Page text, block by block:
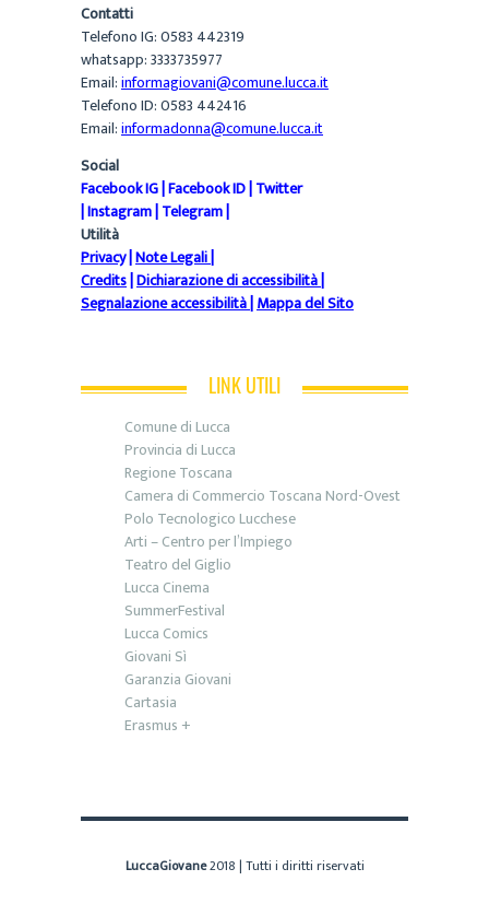
Contatti
Telefono IG: 0583 442319
whatsapp: 3333735977
Email:informagiovani@comune.lucca.it
Telefono ID: 0583 442416
Email:informadonna@comune.lucca.it
Social
Facebook IG|Facebook ID|Twitter
|Instagram|Telegram|
Utilità
Privacy|Note Legali|
Credits|Dichiarazione di accessibilità|
Segnalazione accessibilità|Mappa del Sito
LINK UTILI
Comune di Lucca
Provincia di Lucca
Regione Toscana
Camera di Commercio Toscana Nord-Ovest
Polo Tecnologico Lucchese
Arti – Centro per l’Impiego
Teatro del Giglio
Lucca Cinema
SummerFestival
Lucca Comics
Giovani Sì
Garanzia Giovani
Cartasia
Erasmus +
LuccaGiovane2018 | Tutti i diritti riservati